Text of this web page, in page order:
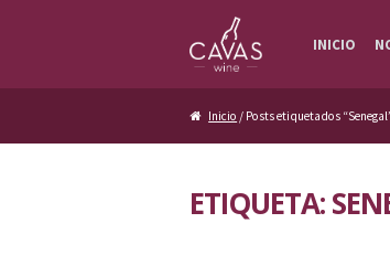
INICIO
Inicio / Posts etiquetados
ETIQUETA: